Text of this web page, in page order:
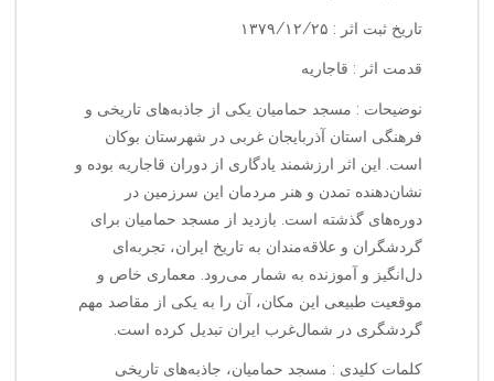
تاریخ ثبت اثر : ۱۳۷۹/۱۲/۲۵
قدمت اثر : قاجاریه
نوضیحات : مسجد حمامیان یکی از جاذبه‌های تاریخی و
فرهنگی استان آذربایجان غربی در شهرستان بوکان
است. این اثر ارزشمند یادگاری از دوران قاجاریه بوده و
نشان‌دهنده تمدن و هنر مردمان این سرزمین در
دوره‌های گذشته است. بازدید از مسجد حمامیان برای
گردشگران و علاقه‌مندان به تاریخ ایران، تجربه‌ای
دل‌انگیز و آموزنده به شمار می‌رود. معماری خاص و
موقعیت طبیعی این مکان، آن را به یکی از مقاصد مهم
گردشگری در شمال‌غرب ایران تبدیل کرده است.
کلمات کلیدی : مسجد حمامیان، جاذبه‌های تاریخی